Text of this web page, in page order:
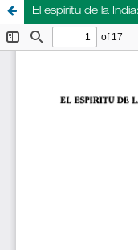
El espíritu de la